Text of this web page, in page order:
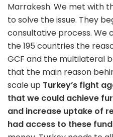
Marrakesh. We met with
to solve the issue. They
consultative process. We
the 195 countries the
GCF and the multilateral
that the main reason
scale up Turkey’s fight
that we could achieve
and increase uptake of
had access to these